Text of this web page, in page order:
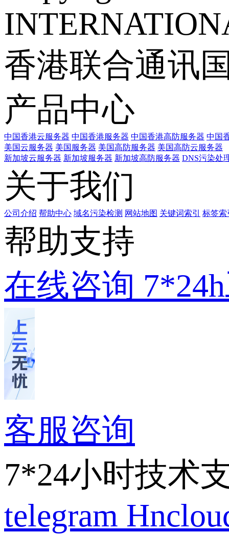
香港联合通讯
产品中心
中国香港云服务器 中国香港服务器 中国香港高防服务器 中国
美国云服务器 美国服务器 美国高防服务器 美国高防云服务器
新加坡云服务器 新加坡服务器 新加坡高防服务器 DNS污染处
关于我们
公司介绍 帮助中心 域名污染检测 网站地图 关键词索引 标签索
帮助支持
在线咨询
客服咨询
7*24小时技术
telegram